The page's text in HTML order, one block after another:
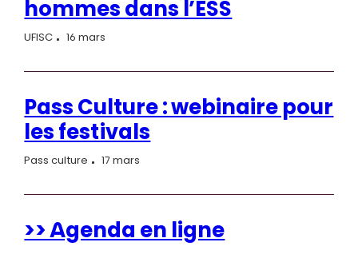
hommes dans l’ESS
UFISC 16 mars
Pass Culture : webinaire pour
les festivals
Pass culture 17 mars
>> Agenda en ligne